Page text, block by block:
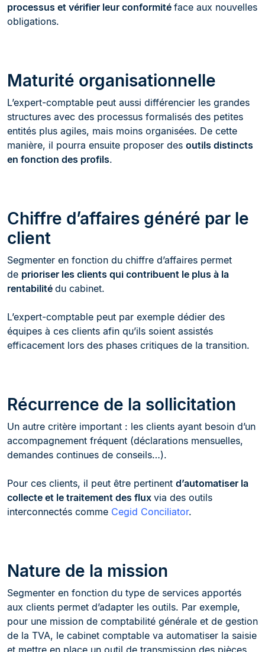
processus et vérifier leur conformité face aux nouvelles
obligations.
Maturité organisationnelle
L’expert-comptable peut aussi différencier les grandes
structures avec des processus formalisés des petites
entités plus agiles, mais moins organisées. De cette
manière, il pourra ensuite proposer des outils distincts
en fonction des profils.
Chiffre d’affaires généré par le
client
Segmenter en fonction du chiffre d’affaires permet
de prioriser les clients qui contribuent le plus à la
rentabilité du cabinet.
L’expert-comptable peut par exemple dédier des
équipes à ces clients afin qu’ils soient assistés
efficacement lors des phases critiques de la transition.
Récurrence de la sollicitation
Un autre critère important : les clients ayant besoin d’un
accompagnement fréquent (déclarations mensuelles,
demandes continues de conseils…).
Pour ces clients, il peut être pertinent d’automatiser la
collecte et le traitement des flux via des outils
interconnectés comme Cegid Conciliator.
Nature de la mission
Segmenter en fonction du type de services apportés
aux clients permet d’adapter les outils. Par exemple,
pour une mission de comptabilité générale et de gestion
de la TVA, le cabinet comptable va automatiser la saisie
et mettre en place un outil de transmission des pièces